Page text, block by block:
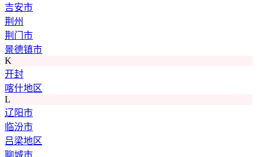
吉安市
荆州
荆门市
景德镇市
K
开封
喀什地区
L
辽阳市
临汾市
吕梁地区